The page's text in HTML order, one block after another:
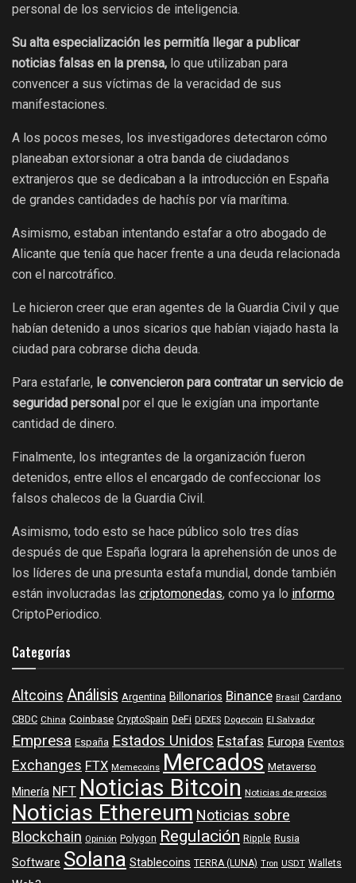
personal de los servicios de inteligencia.
Su alta especialización les permitía llegar a publicar
noticias falsas en la prensa, lo que utilizaban para
convencer a sus víctimas de la veracidad de sus
manifestaciones.
A los pocos meses, los investigadores detectaron cómo
planeaban extorsionar a otra banda de ciudadanos
extranjeros que se dedicaban a la introducción en España
de grandes cantidades de hachís por vía marítima.
Asimismo, estaban intentando estafar a otro abogado de
Alicante que tenía que hacer frente a una deuda relacionada
con el narcotráfico.
Le hicieron creer que eran agentes de la Guardia Civil y que
habían detenido a unos sicarios que habían viajado hasta la
ciudad para cobrarse dicha deuda.
Para estafarle, le convencieron para contratar un servicio de
seguridad personal por el que le exigían una importante
cantidad de dinero.
Finalmente, los integrantes de la organización fueron
detenidos, entre ellos el encargado de confeccionar los
falsos chalecos de la Guardia Civil.
Asimismo, todo esto se hace público solo tres días
después de que España lograra la aprehensión de unos de
los líderes de una presunta estafa mundial, donde también
están involucradas las criptomonedas, como ya lo informo
CriptoPeriodico.
Categorías
AltcoinsAnálisis Argentina BillonariosBinance Brasil Cardano
CBDC China Coinbase CryptoSpain DeFi DEXES Dogecoin El Salvador
Empresa España Estados UnidosEstafasEuropa Eventos
ExchangesFTX Memecoins Mercados Metaverso
MineríaNFTNoticias Bitcoin Noticias de precios
Noticias EthereumNoticias sobre
Blockchain Opinión Polygon Regulación Ripple Rusia
SoftwareSolanaStablecoins TERRA (LUNA) Tron USDT Wallets